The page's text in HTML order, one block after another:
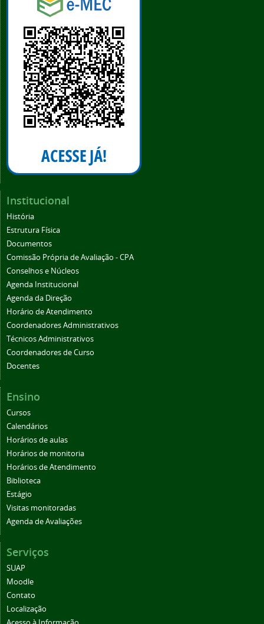
Institucional
História
Estrutura Física
Documentos
Comissão Própria de Avaliação - CPA
Conselhos e Núcleos
Agenda Institucional
Agenda da Direção
Horário de Atendimento
Coordenadores Administrativos
Técnicos Administrativos
Coordenadores de Curso
Docentes
Ensino
Cursos
Calendários
Horários de aulas
Horários de monitoria
Horários de Atendimento
Biblioteca
Estágio
Visitas monitoradas
Agenda de Avaliações
Serviços
SUAP
Moodle
Contato
Localização